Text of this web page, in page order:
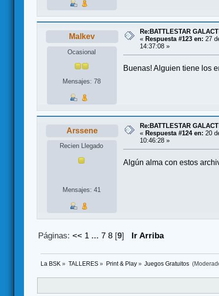
Malkev
Ocasional
Mensajes: 78
Re:BATTLESTAR
« Respuesta #123 en: 27
14:37:08 »
Buenas! Alguien tiene los
Arssene
Recien Llegado
Mensajes: 41
Re:BATTLESTAR
« Respuesta #124 en: 20
10:46:28 »
Algún alma con estos
Páginas:<< 1 ...7 8 [9] Ir Arriba
La BSK » TALLERES» Print & Play» Juegos Gratuitos